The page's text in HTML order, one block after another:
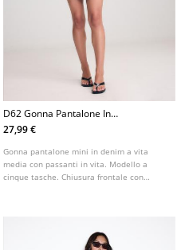
D62 Gonna Pantalone In
Denim
27,99 €
Gonna pantalone mini in denim a vita
media con passanti in vita. Modello a
cinque tasche. Chiusura frontale con